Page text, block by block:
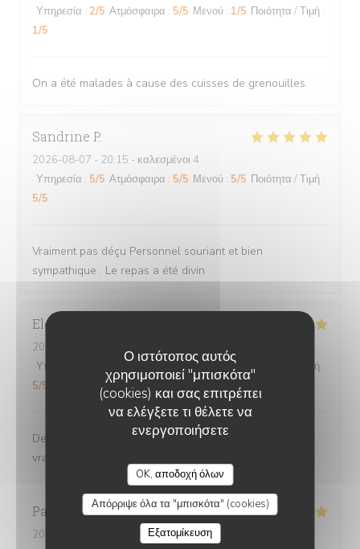
Ο ιστότοπος αυτός
χρησιμοποιεί "μπισκότα"
(cookies) και σας επιτρέπει
να ελέγξετε τι θέλετε να
ενεργοποιήσετε
OK, αποδοχή όλων
Απόρριψε όλα τα "μπισκότα" (cookies)
Εξατομίκευση
Υπηρεσία : 2/5 Ατμόσφαιρα : 5/5 Μενού : 1/5 Ποιότητα / Τιμή :
1/5
On a été malades à cause des cuisses de grenouilles.
Sandrine P
2026-08-07 - 20:15 - καλεσμένοι 4
Υπηρεσία : 5/5 Ατμόσφαιρα : 5/5 Μενού : 5/5 Ποιότητα / Τιμή :
5/5
Vraiment pas déçu Personnel souriant et bien
sympathique . Le repas a été divin
Eleonore
2026-08-07
- 19:45 - καλεσμένοι 4
Υπηρεσία
/5 Μενού 5 Ποιότητα / Τιμή :
5/5
Des plats généreux et bons. Un menu enfant avec une
vraie recette. Et la gentillesse des serveurs. Top
Pascal D
2026-08-01
- 19:45 - καλεσμένοι 2
CHEZ GRAND-MÈRE